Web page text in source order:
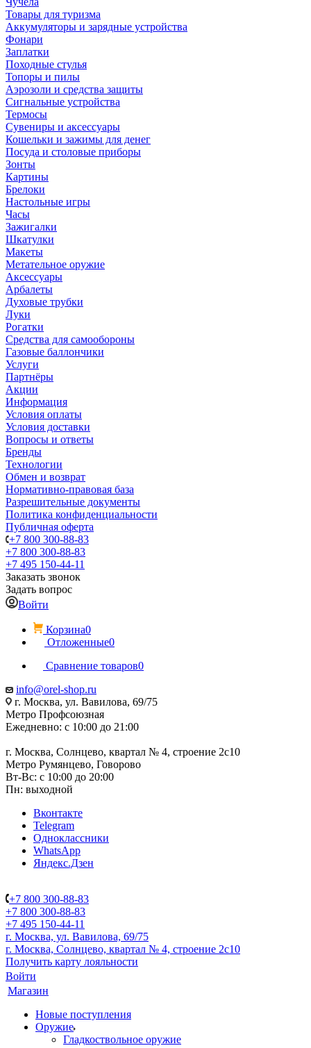
Товары для туризма
Аккумуляторы и зарядные устройства
Фонари
Заплатки
Походные стулья
Топоры и пилы
Аэрозоли и средства защиты
Сигнальные устройства
Термосы
Сувениры и аксессуары
Кошельки и зажимы для денег
Посуда и столовые приборы
Зонты
Картины
Брелоки
Настольные игры
Часы
Зажигалки
Шкатулки
Макеты
Метательное оружие
Аксессуары
Арбалеты
Духовые трубки
Луки
Рогатки
Средства для самообороны
Газовые баллончики
Услуги
Партнёры
Акции
Информация
Условия оплаты
Условия доставки
Вопросы и ответы
Бренды
Технологии
Обмен и возврат
Нормативно-правовая база
Разрешительные документы
Политика конфиденциальности
Публичная оферта
+7 800 300-88-83
+7 800 300-88-83
+7 495 150-44-11
Заказать звонок
Задать вопрос
Войти
Корзина0
Отложенные0
Сравнение товаров0
info@orel-shop.ru
г. Москва, ул. Вавилова, 69/75
Метро Профсоюзная
Ежедневно: с 10:00 до 21:00
г. Москва, Солнцево, квартал № 4, строение 2с10
Метро Румянцево, Говорово
Вт-Вс: с 10:00 до 20:00
Пн: выходной
Вконтакте
Telegram
Одноклассники
WhatsApp
Яндекс.Дзен
+7 800 300-88-83
+7 800 300-88-83
+7 495 150-44-11
г. Москва, ул. Вавилова, 69/75
г. Москва, Солнцево, квартал № 4, строение 2с10
Получить карту лояльности
Войти
Магазин
Новые поступления
Оружие
Гладкоствольное оружие